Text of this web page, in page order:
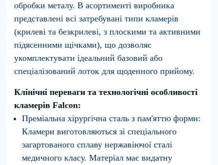
обробки металу. В асортименті виробника
представлені всі затребувані типи кламерів
(крилеві та безкрилеві, з плоскими та активними
підясенними щічками), що дозволяє
укомплектувати ідеальний базовий або
спеціалізований лоток для щоденного прийому.
Клінічні переваги та технологічні особливості
кламерів Falcon:
Преміальна хірургічна сталь з пам'яттю форми:
Кламери виготовляються зі спеціального
загартованого сплаву нержавіючої сталі
медичного класу. Матеріал має видатну